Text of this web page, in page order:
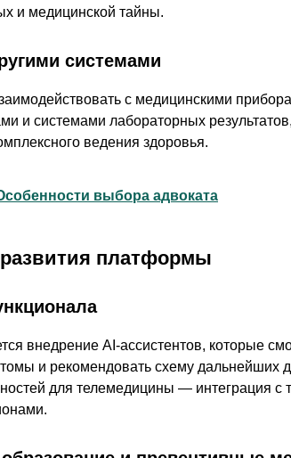
и медицинской тайны.
системами
с медицинскими
и системами лабораторных
ведения здоровья.
выбора адвоката
платформы
внедрение AI-ассистентов, которые
и рекомендовать схему дальнейших
для телемедицины — интеграция с